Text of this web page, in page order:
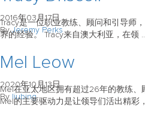
2016年03月17日
ByJeremy Perks
Tracy是一位职业教练、顾问和引导师
养的经验。 Tracy来自澳大利亚，在领
Mel Leow
2020年10月13日
By liubing
Mel在亚太地区拥有超过26年的教练、
Mel的主要驱动力是让领导们活出精彩